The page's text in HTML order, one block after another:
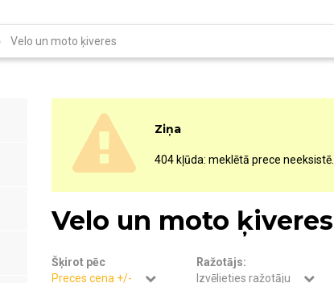
Velo un moto ķiveres
Ziņa
404 kļūda: meklētā prece neeksistē.
Velo un moto ķiveres
Šķirot pēc
Preces cena +/-
Ražotājs:
Izvēlieties ražotāju